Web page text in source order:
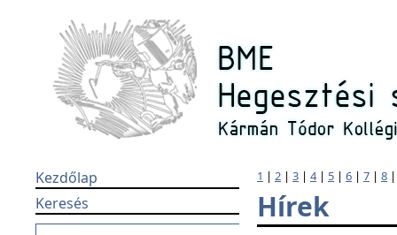
Kezdőlap
Keresés
1 | 2 | 3 | 4| 5 | 6 | 7 | 8
Hírek